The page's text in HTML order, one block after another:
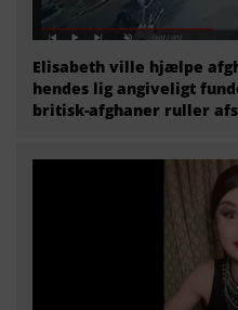
Elisabeth ville hjælpe
hendes lig angiveligt
britisk-afghaner ruller